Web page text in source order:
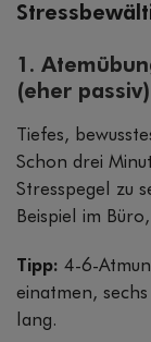
1.
(eher passiv)
Tiefes,
Schon drei
Stresspegel zu
Beispiel im
Tipp: 4-6-
einatmen,
lang.